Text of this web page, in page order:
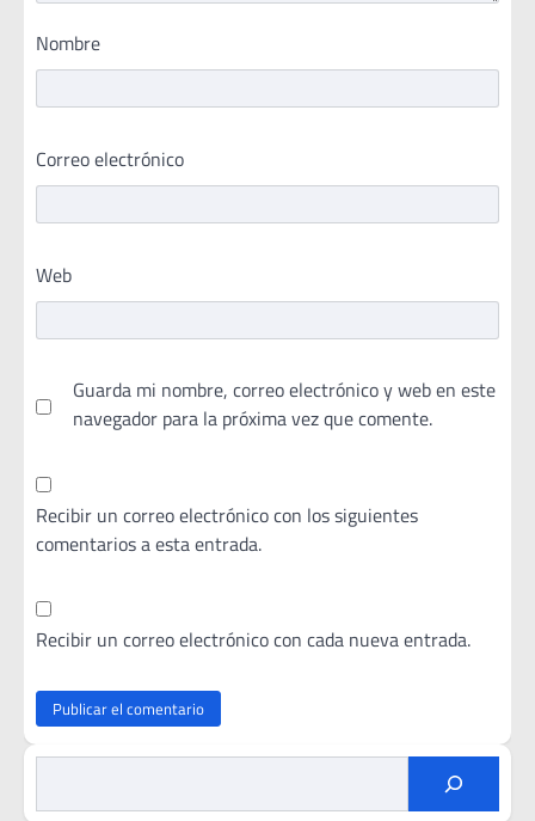
Nombre
Correo electrónico
Web
Guarda mi nombre, correo electrónico y web en este
navegador para la próxima vez que comente.
Recibir un correo electrónico con los siguientes
comentarios a esta entrada.
Recibir un correo electrónico con cada nueva entrada.